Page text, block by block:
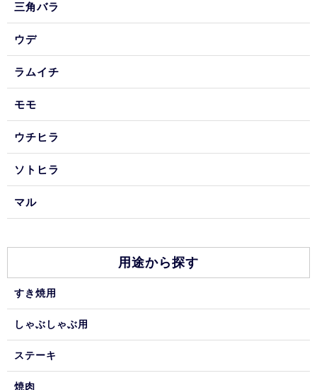
三角バラ
ウデ
ラムイチ
モモ
ウチヒラ
ソトヒラ
マル
用途から探す
すき焼用
しゃぶしゃぶ用
ステーキ
焼肉